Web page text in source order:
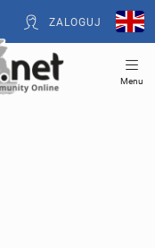
ZALOGUJ
Menu